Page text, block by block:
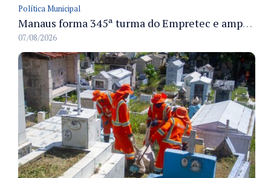
Política Municipal
Manaus forma 345ª turma do Empretec e amplia qualificação de empreendedores na cidade
07/08/2026